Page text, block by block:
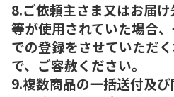
8.ご依頼主さま又はお届
等が使用されていた場合
での登録をさせていただ
で、ご容赦ください。
9.複数商品の一括送付及